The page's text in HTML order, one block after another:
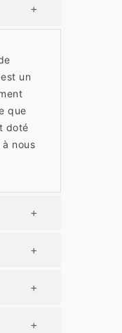
+
un
que
doté
nous
+
+
+
+